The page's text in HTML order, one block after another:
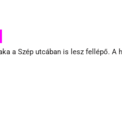
a Szép utcában is lesz fellépő. A